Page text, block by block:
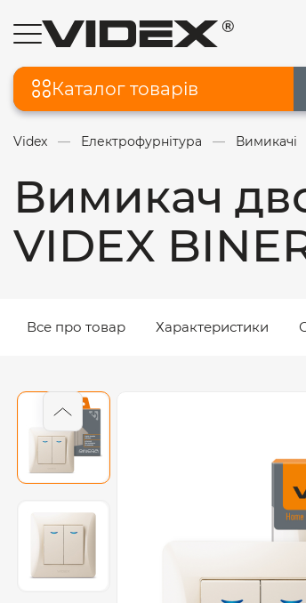
Каталог товарів
Videx Електрофурнітура Вимикачі
Вимикач
VIDEX
Все про товар Характеристики